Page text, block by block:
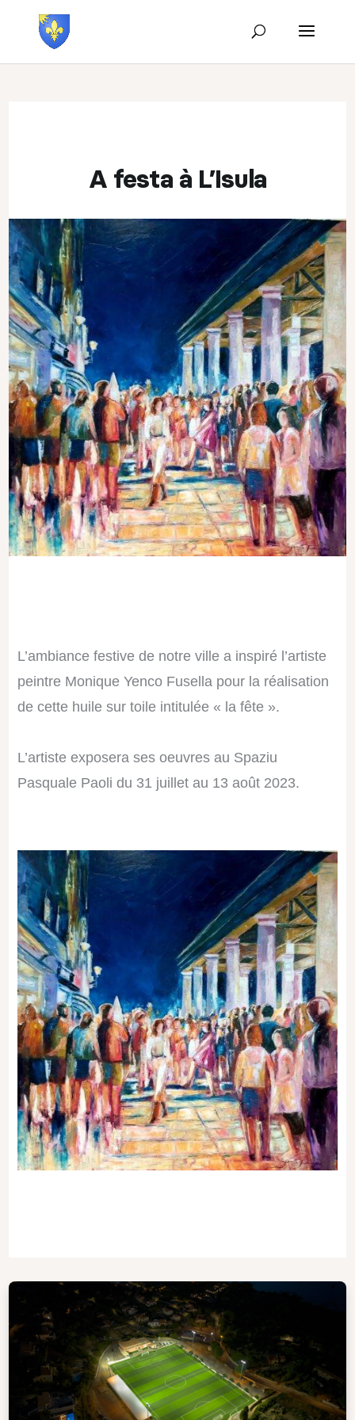
A festa à L’Isula
L’ambiance festive de notre ville a inspiré l’artiste
peintre Monique Yenco Fusella pour la réalisation
de cette huile sur toile intitulée « la fête ».
L’artiste exposera ses oeuvres au Spaziu
Pasquale Paoli du 31 juillet au 13 août 2023.